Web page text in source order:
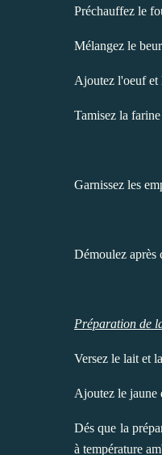
Préchauffez le
Mélangez le
Ajoutez l'oeuf et
Tamisez la
Garnissez les
Démoulez après
Préparation de
Versez le lait et
Ajoutez le jaune
Dés que la
à température